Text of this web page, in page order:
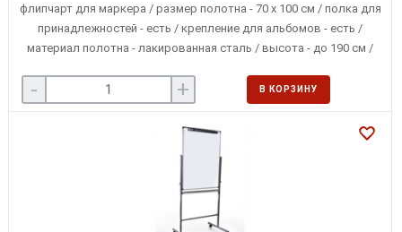
флипчарт для маркера / размер полотна - 70 х 100 см / полка для
принадлежностей - есть / крепление для альбомов - есть /
материал полотна - лакированная сталь / высота - до 190 см /
- + В КОРЗИНУ